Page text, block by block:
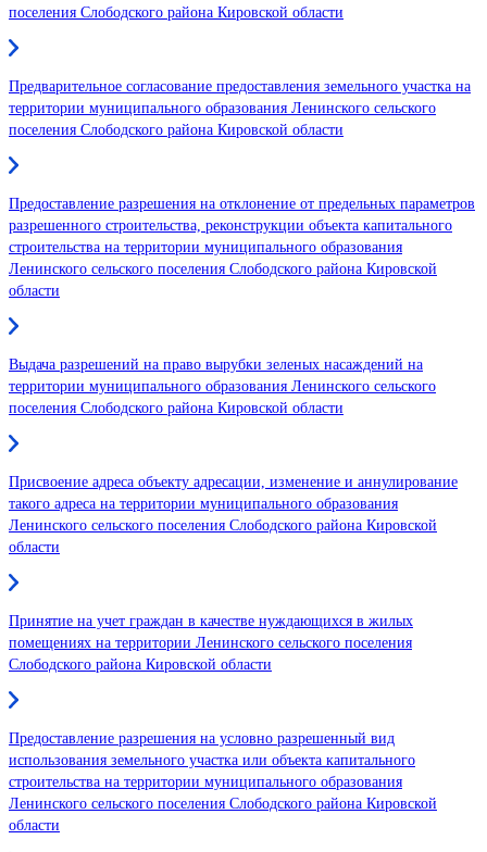
поселения Слободского района Кировской области
Предварительное согласование предоставления земельного участка на
территории муниципального образования Ленинского сельского
поселения Слободского района Кировской области
Предоставление разрешения на отклонение от предельных параметров
разрешенного строительства, реконструкции объекта капитального
строительства на территории муниципального образования
Ленинского сельского поселения Слободского района Кировской
области
Выдача разрешений на право вырубки зеленых насаждений на
территории муниципального образования Ленинского сельского
поселения Слободского района Кировской области
Присвоение адреса объекту адресации, изменение и аннулирование
такого адреса на территории муниципального образования
Ленинского сельского поселения Слободского района Кировской
области
Принятие на учет граждан в качестве нуждающихся в жилых
помещениях на территории Ленинского сельского поселения
Слободского района Кировской области
Предоставление разрешения на условно разрешенный вид
использования земельного участка или объекта капитального
строительства на территории муниципального образования
Ленинского сельского поселения Слободского района Кировской
области